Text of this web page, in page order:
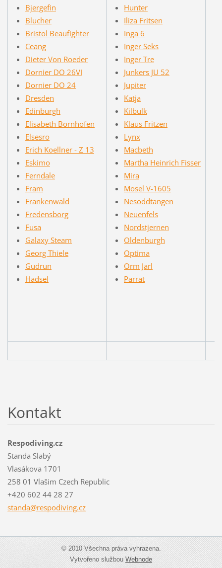
Bjergefin
Blucher
Bristol Beaufighter
Ceang
Dieter Von Roeder
Dornier DO 26VI
Dornier DO 24
Dresden
Edinburgh
Elisabeth Bornhofen
Elsesro
Erich Koellner - Z 13
Eskimo
Ferndale
Fram
Frankenwald
Fredensborg
Fusa
Galaxy Steam
Georg Thiele
Gudrun
Hadsel
Hunter
Iliza Fritsen
Inga 6
Inger Seks
Inger Tre
Junkers JU 52
Jupiter
Katja
Kilbulk
Klaus Fritzen
Lynx
Macbeth
Martha Heinrich Fisser
Mira
Mosel V-1605
Nesoddtangen
Neuenfels
Nordstjernen
Oldenburgh
Optima
Orm Jarl
Parrat
Kontakt
Respodiving.cz
Standa Slabý
Vlasákova 1701
258 01 Vlašim Czech Republic
+420 602 44 28 27
standa@respodiving.cz
© 2010 Všechna práva vyhrazena.
Vytvořeno službouWebnode